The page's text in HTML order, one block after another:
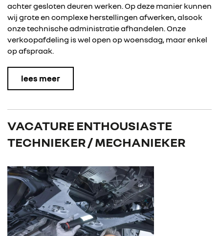
achter gesloten deuren werken. Op deze manier kunnen
wij grote en complexe herstellingen afwerken, alsook
onze technische administratie afhandelen.Onze
verkoopafdeling is wel open op woensdag, maar enkel
op afspraak.
lees meer
VACATURE ENTHOUSIASTE
TECHNIEKER / MECHANIEKER